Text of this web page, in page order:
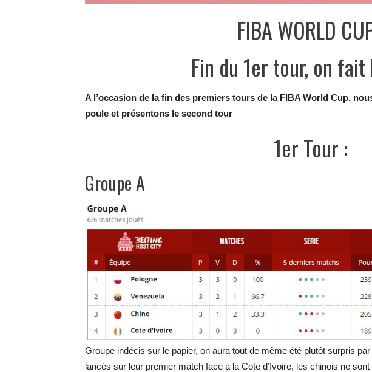
FIBA WORLD
Fin du 1er tour, on
A l’occasion de la fin des premiers tours de la FIBA World Cup,
poule et présentons le second tour
1er Tour :
Groupe A
Groupe indécis sur le papier, on aura tout de même été plutôt surpris
lancés sur leur premier match face à la Cote d’Ivoire, les chinois ne